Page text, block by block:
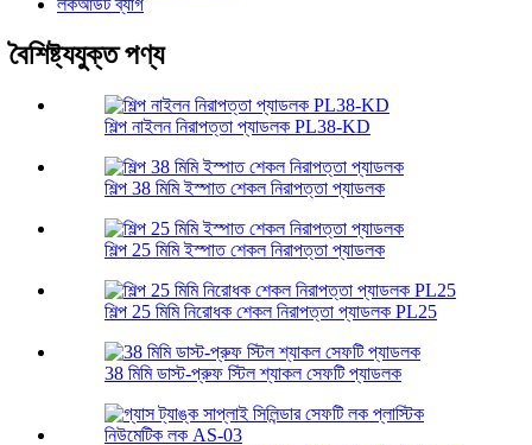
লকআউট ব্যাগ
বৈশিষ্ট্যযুক্ত পণ্য
শিল্প নাইলন নিরাপত্তা প্যাডলক PL38-KD
শিল্প 38 মিমি ইস্পাত শেকল নিরাপত্তা প্যাডলক
শিল্প 25 মিমি ইস্পাত শেকল নিরাপত্তা প্যাডলক
শিল্প 25 মিমি নিরোধক শেকল নিরাপত্তা প্যাডলক PL25
38 মিমি ডাস্ট-প্রুফ স্টিল শ্যাকল সেফটি প্যাডলক